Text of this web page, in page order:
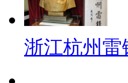
浙江杭州雷